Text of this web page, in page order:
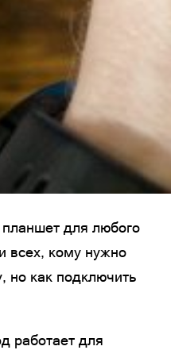
для любого
всех, кому нужно
но как подключить
работает для